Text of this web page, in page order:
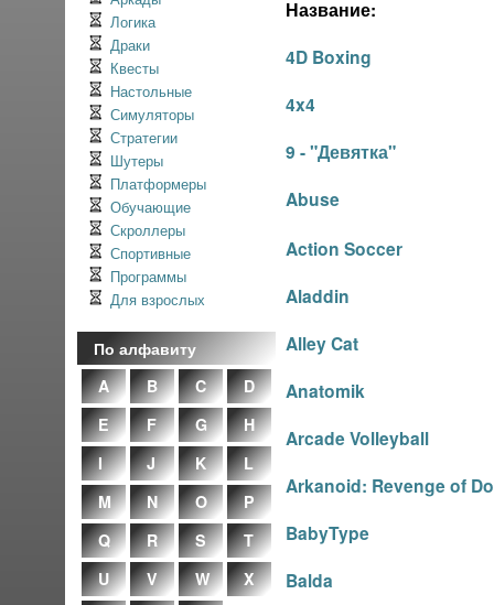
Логика
Драки
Квесты
Настольные
Симуляторы
Стратегии
Шутеры
Платформеры
Обучающие
Скроллеры
Спортивные
Программы
Для взрослых
По алфавиту
A
B C
D
E
F G
H
I
J K
L
M
N O
P
Q
R S
T
U
V W
X
Название:
4D Boxing
4x4
9 - "Девятка"
Abuse
Action Soccer
Aladdin
Alley Cat
Anatomik
Arcade Volleyball
Arkanoid: Revenge of
BabyType
Balda